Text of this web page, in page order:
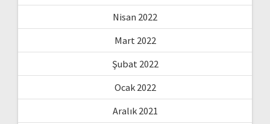
Nisan 2022
Mart 2022
Şubat 2022
Ocak 2022
Aralık 2021